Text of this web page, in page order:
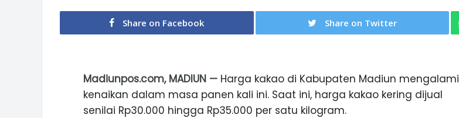
Share on Facebook Share on Twitter
Madiunpos.com, MADIUN — Harga kakao di Kabupaten Madiun mengalami
kenaikan dalam masa panen kali ini. Saat ini, harga kakao kering dijual
senilai Rp30.000 hingga Rp35.000 per satu kilogram.